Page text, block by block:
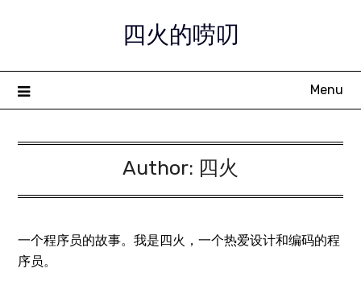
四火的唠叨
Menu
Author: 四火
一个程序员的故事。我是四火，一个热爱设计和编码的程
序员。